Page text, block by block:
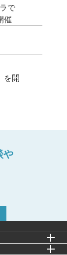
で
催
を開
や